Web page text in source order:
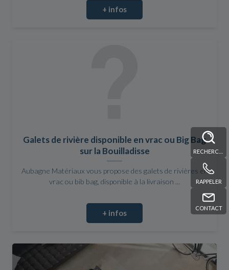
RAPPELER
CONTACT
+ infos
Galets de rivière disponible en vrac ou Big Bag
sur la Bouilladisse
Aubagne Matériaux vous propose des galets de rivières en
vrac ou bib bag, disponible à la livraison ...
+ infos